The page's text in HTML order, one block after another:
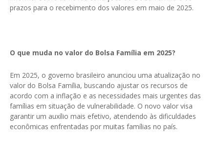
prazos para o recebimento dos valores em maio de 2025.
O que muda no valor do Bolsa Família em 2025?
Em 2025, o governo brasileiro anunciou uma atualização no
valor do Bolsa Família, buscando ajustar os recursos de
acordo com a inflação e as necessidades mais urgentes das
famílias em situação de vulnerabilidade. O novo valor visa
garantir um auxílio mais efetivo, atendendo às dificuldades
econômicas enfrentadas por muitas famílias no país.